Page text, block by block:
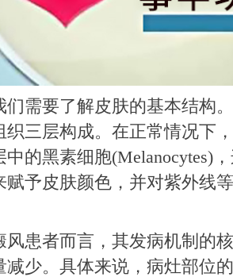
要了解皮肤的基本结构。
织三层构成。在正常情况下
的黑素细胞(Melanocytes)
赋予皮肤颜色，并对紫外线
者而言，其发病机制的核
减少。具体来说，病灶部位